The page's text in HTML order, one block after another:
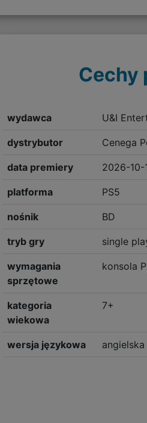
Cechy
wydawca U&I
dystrybutor Cenega
data premiery 2026-10-
platforma PS5
nośnik BD
tryb gry single
wymagania
sprzętowe
konsola
kategoria
wiekowa
7+
wersja językowa angielska